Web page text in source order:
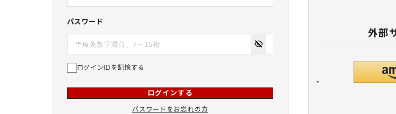
パスワード
ログインIDを記憶する
ログインする
パスワードをお忘れの方
外部